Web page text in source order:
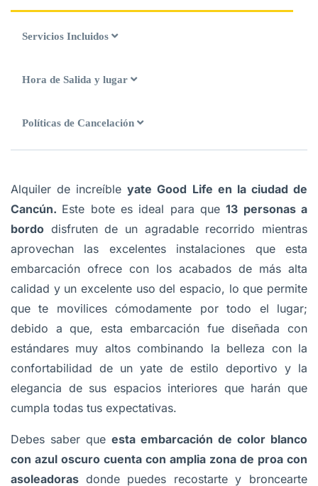
Servicios Incluidos
Hora de Salida y lugar
Políticas de Cancelación
Alquiler de increíbleyate Good Life en la ciudad de
Cancún. Este bote es ideal para que13 personas a
bordo disfruten de un agradable recorrido mientras
aprovechan las excelentes instalaciones que esta
embarcación ofrece con los acabados de más alta
calidad y un excelente uso del espacio, lo que permite
que te movilices cómodamente por todo el lugar;
debido a que, esta embarcación fue diseñada con
estándares muy altos combinando la belleza con la
confortabilidad de un yate de estilo deportivo y la
elegancia de sus espacios interiores que harán que
cumpla todas tus expectativas.
Debes saber que esta embarcación de color blanco
con azul oscuro cuenta con amplia zona de proa con
asoleadoras donde puedes recostarte y broncearte